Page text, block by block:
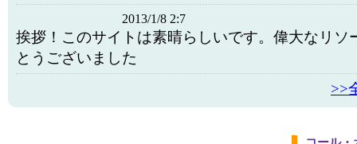
2013/1/8 2:7
挨拶！このサイトは素晴らしいです。偉大なリソ
とうございました
>>